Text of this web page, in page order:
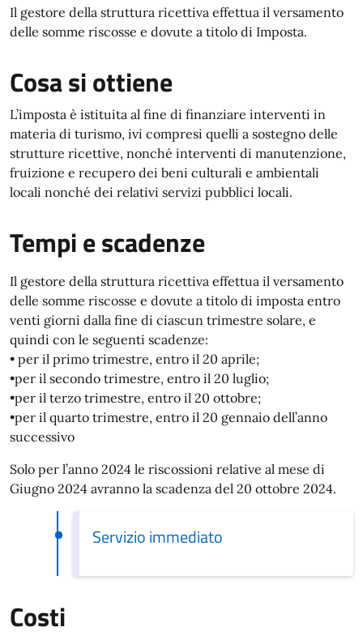
Il gestore della struttura ricettiva effettua il versamento
delle somme riscosse e dovute a titolo di Imposta.
Cosa si ottiene
L’imposta è istituita al fine di finanziare interventi in
materia di turismo, ivi compresi quelli a sostegno delle
strutture ricettive, nonché interventi di manutenzione,
fruizione e recupero dei beni culturali e ambientali
locali nonché dei relativi servizi pubblici locali.
Tempi e scadenze
Il gestore della struttura ricettiva effettua il versamento
delle somme riscosse e dovute a titolo di imposta entro
venti giorni dalla fine di ciascun trimestre solare, e
quindi con le seguenti scadenze:
• per il primo trimestre, entro il 20 aprile;
•per il secondo trimestre, entro il 20 luglio;
•per il terzo trimestre, entro il 20 ottobre;
•per il quarto trimestre, entro il 20 gennaio dell’anno
successivo
Solo per l’anno 2024 le riscossioni relative al mese di
Giugno 2024 avranno la scadenza del 20 ottobre 2024.
Servizio immediato
Costi